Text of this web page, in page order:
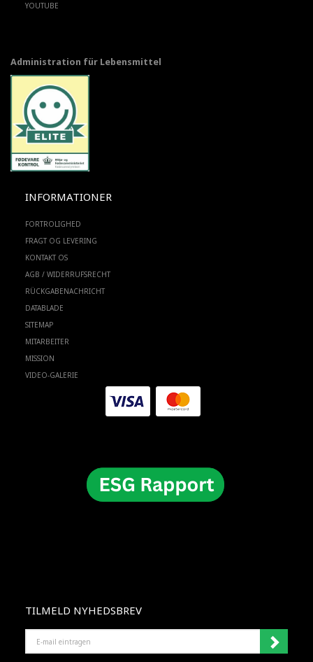
YOUTUBE
Administration für Lebensmittel
INFORMATIONER
FORTROLIGHED
FRAGT OG LEVERING
KONTAKT OS
AGB / WIDERRUFSRECHT
RÜCKGABENACHRICHT
DATABLADE
SITEMAP
MITARBEITER
MISSION
VIDEO-GALERIE
TILMELD NYHEDSBREV
MAIL
EINTRAGEN